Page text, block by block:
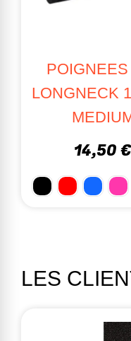
POIGNEES
LONGNECK
14,50 €
LES